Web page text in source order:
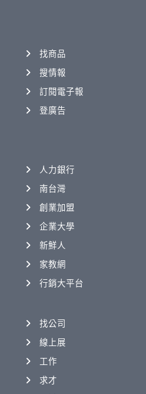
找商品
搜情報
訂閱電子報
登廣告
人力銀行
南台灣
創業加盟
企業大學
新鮮人
家教網
行銷大平台
找公司
線上展
工作
求才